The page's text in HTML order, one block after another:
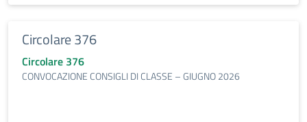
Circolare 376
Circolare 376
CONVOCAZIONE CONSIGLI DI CLASSE – GIUGNO 2026